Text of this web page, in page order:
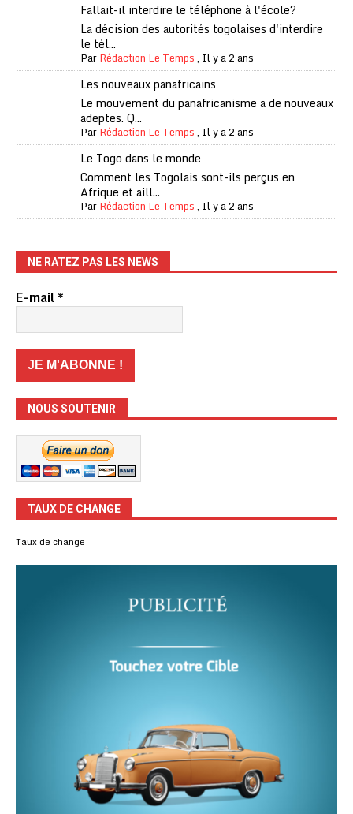
Fallait-il interdire le téléphone à l'école?
La décision des autorités togolaises d'interdire
le tél...
ParRédaction Le Temps, Il y a 2 ans
Les nouveaux panafricains
Le mouvement du panafricanisme a de nouveaux
adeptes. Q...
ParRédaction Le Temps, Il y a 2 ans
Le Togo dans le monde
Comment les Togolais sont-ils perçus en
Afrique et aill...
ParRédaction Le Temps, Il y a 2 ans
NE RATEZ PAS LES NEWS
E-mail*
NOUS SOUTENIR
TAUX DE CHANGE
Taux de change